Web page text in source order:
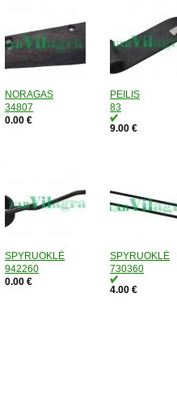
NORAGAS
34807
0.00 €
PEILIS
83
9.00 €
SPYRUOKLĖ
942260
0.00 €
SPYRUOKLĖ
730360
4.00 €